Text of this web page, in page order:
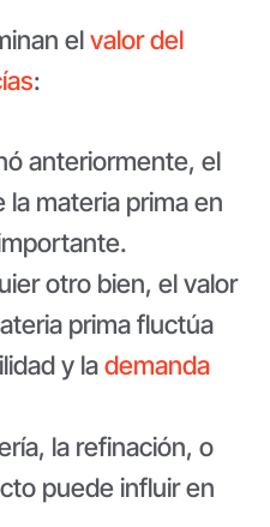
elvalor del
:
anteriormente, el
materia prima en
otro bien, el valor
prima fluctúa
y lademanda
la refinación, o
puede influir en